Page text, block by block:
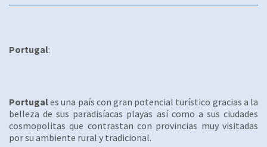
Portugal:
Portugales una país con gran potencial turístico gracias a la
belleza de sus paradisíacas playas así como a sus ciudades
cosmopolitas que contrastan con provincias muy visitadas
por su ambiente rural y tradicional.